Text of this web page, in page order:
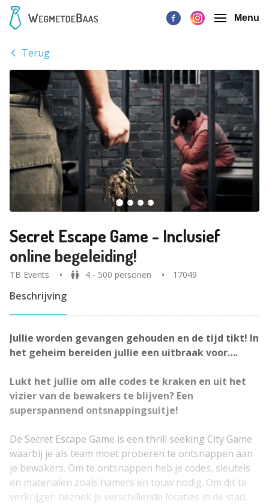
Menu
Terug
Secret Escape Game - Inclusief
online begeleiding!
TB Events 4 - 500 personen 17049
Beschrijving
Jullie worden gevangen gehouden en de tijd tikt! In
het geheim bereiden jullie een uitbraak voor….
Lukt het jullie om alle codes te kraken en uit het
vizier van de bewakers te blijven? Een
superspannend ontsnappingsuitje!
De Secret Escape Game is een thrill seeking City Game
waarbij je als team moet proberen te ontsnappen aan
je bewakers. Om te ontsnappen heb je codes, sleutels
en materialen zoals hamers en touw nodig. Om dit te
verkrijgen bezoek je verschillende locaties in de stad.